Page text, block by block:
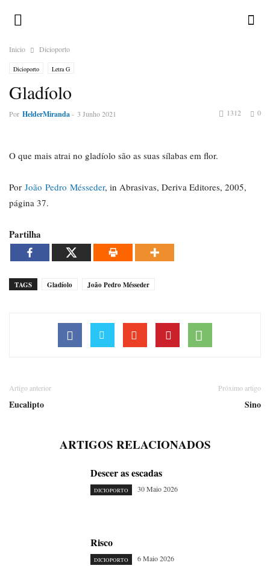
Inicio Dicioporto
Dicioporto Letra G
Gladíolo
Por HelderMiranda- 3 Junho 2021 0
1312
O que mais atrai no gladíolo são as suas sílabas em flor.
Por João Pedro Mésseder, in Abrasivas, Deriva Editores, 2005,
página 37.
Partilha
TAGS Gladíolo João Pedro Mésseder
Artigo anterior
Eucalipto
Próximo artigo
Sino
ARTIGOS RELACIONADOS
Descer as escadas
DICIOPORTO 30 Maio 2026
Risco
DICIOPORTO 6 Maio 2026